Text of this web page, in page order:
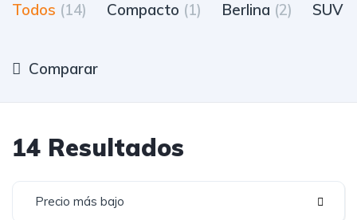
Todos (14) Compacto (1) Berlina (2) SUV
Comparar
14 Resultados
Precio más bajo